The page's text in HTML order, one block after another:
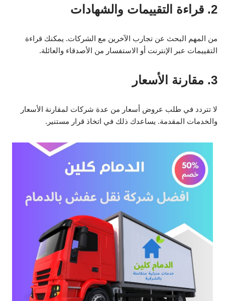
2. قراءة التقييمات والشهادات
من المهم البحث عن تجارب الآخرين مع الشركات. يمكنك قراءة
التقييمات عبر الإنترنت أو الاستفسار من الأصدقاء والعائلة.
3. مقارنة الأسعار
لا تتردد في طلب عروض أسعار من عدة شركات لمقارنة الأسعار
والخدمات المقدمة. يساعدك ذلك في اتخاذ قرار مستنير.